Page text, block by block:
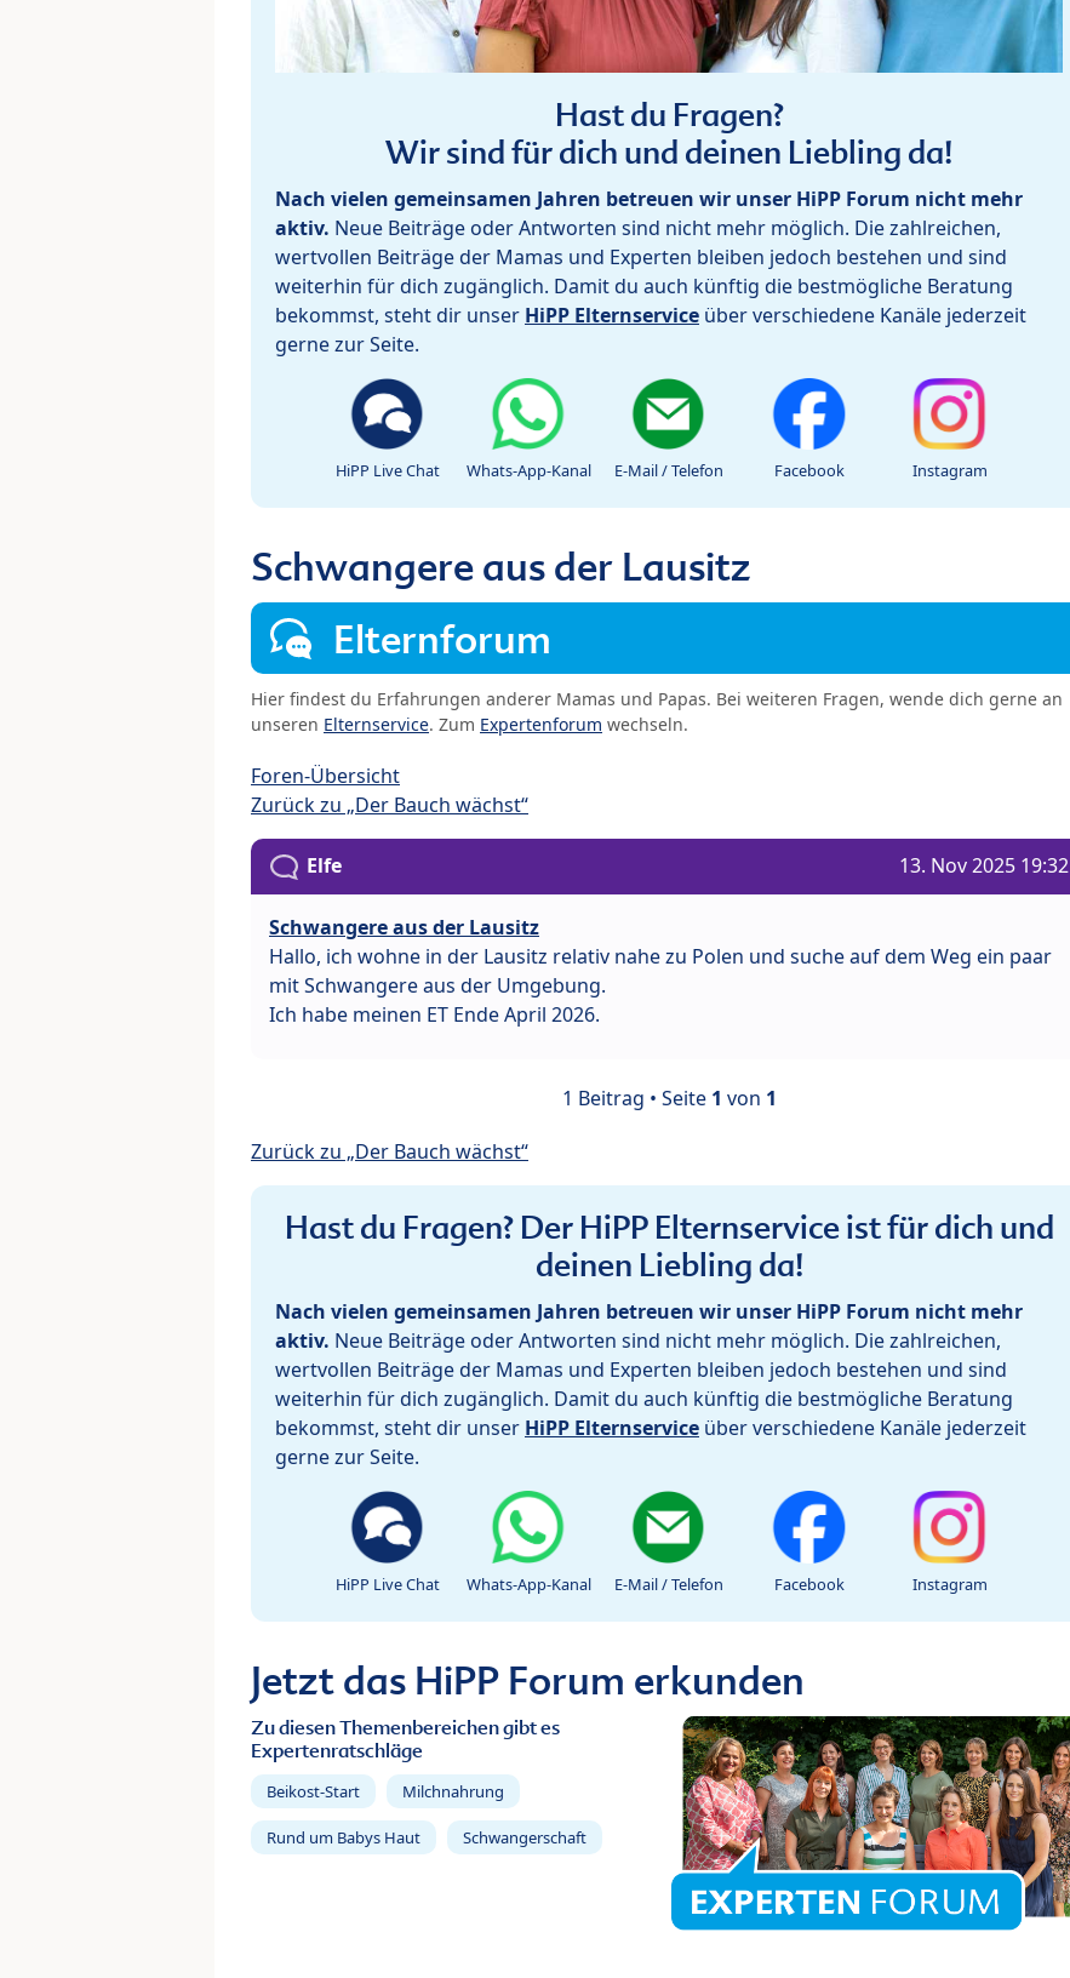
Hast du Fragen?
Wir sind für dich und deinen Liebling da!
Nach vielen gemeinsamen Jahren betreuen wir unser HiPP Forum nicht mehr
aktiv. Neue Beiträge oder Antworten sind nicht mehr möglich. Die zahlreichen,
wertvollen Beiträge der Mamas und Experten bleiben jedoch bestehen und sind
weiterhin für dich zugänglich. Damit du auch künftig die bestmögliche Beratung
bekommst, steht dir unser HiPP Elternservice über verschiedene Kanäle jederzeit
gerne zur Seite.
HiPP Live Chat Whats-App-Kanal E-Mail / Telefon Facebook Instagram
Schwangere aus der Lausitz
Elternforum
Hier findest du Erfahrungen anderer Mamas und Papas. Bei weiteren Fragen, wende dich gerne an
unseren Elternservice. Zum Expertenforum wechseln.
Foren-Übersicht
Zurück zu „Der Bauch wächst“
Elfe 13. Nov 2025 19:32
Schwangere aus der Lausitz
Hallo, ich wohne in der Lausitz relativ nahe zu Polen und suche auf dem Weg ein paar
mit Schwangere aus der Umgebung.
Ich habe meinen ET Ende April 2026.
1 Beitrag • Seite 1 von 1
Zurück zu „Der Bauch wächst“
Hast du Fragen? Der HiPP Elternservice ist für dich und
deinen Liebling da!
Nach vielen gemeinsamen Jahren betreuen wir unser HiPP Forum nicht mehr
aktiv. Neue Beiträge oder Antworten sind nicht mehr möglich. Die zahlreichen,
wertvollen Beiträge der Mamas und Experten bleiben jedoch bestehen und sind
weiterhin für dich zugänglich. Damit du auch künftig die bestmögliche Beratung
bekommst, steht dir unser HiPP Elternservice über verschiedene Kanäle jederzeit
gerne zur Seite.
HiPP Live Chat Whats-App-Kanal E-Mail / Telefon Facebook Instagram
Jetzt das HiPP Forum erkunden
Zu diesen Themenbereichen gibt es
Expertenratschläge
Beikost-Start Milchnahrung
Rund um Babys Haut Schwangerschaft